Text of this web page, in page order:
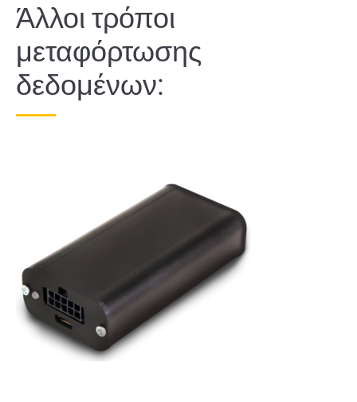
Άλλοι τρόποι
μεταφόρτωσης
δεδομένων: